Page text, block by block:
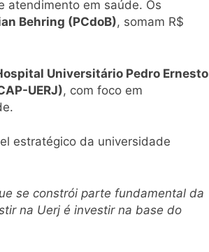
atendimento em saúde. Os
Behring (PCdoB), somam R$
Universitário Pedro Ernesto
UERJ), com foco em
estratégico da universidade
se constrói parte fundamental da
na Uerj é investir na base do